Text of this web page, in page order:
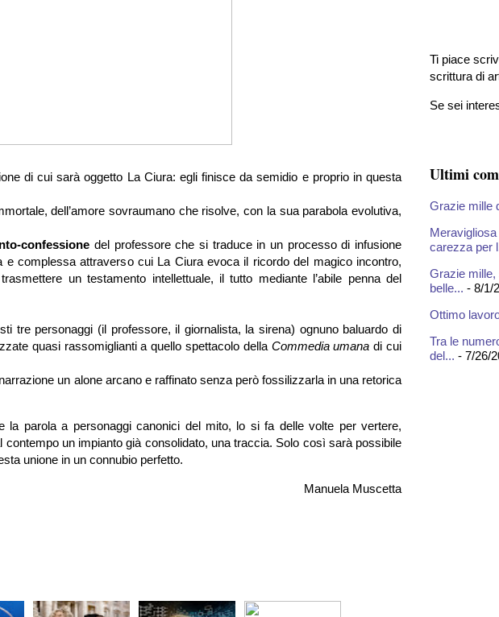
di cui sarà oggetto La Ciura: egli finisce da semidio e proprio in questa
dell’amore sovraumano che risolve, con la sua parabola evolutiva,
confessione del professore che si traduce in un processo di infusione
complessa attraverso cui La Ciura evoca il ricordo del magico incontro,
un testamento intellettuale, il tutto mediante l’abile penna del
tre personaggi (il professore, il giornalista, la sirena) ognuno baluardo di
quasi rassomiglianti a quello spettacolo della Commedia umana di cui
un alone arcano e raffinato senza però fossilizzarla in una retorica
la parola a personaggi canonici del mito, lo si fa delle volte per vertere,
un impianto già consolidato, una traccia. Solo così sarà possibile
unione in un connubio perfetto.
Manuela Muscetta
Ti piace
scrittura di
Se sei
Ultimi
Grazie mille
carezza per
Grazie
belle... - 8/1/
Ottimo
Tra le
del... - 7/26/